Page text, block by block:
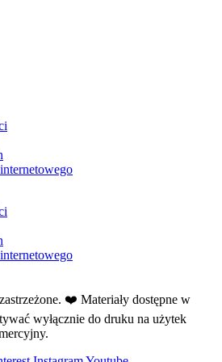
❤️ Materiały dostępne w
wyłącznie do druku na użytek